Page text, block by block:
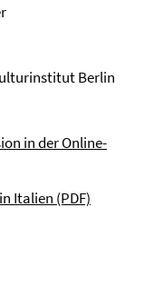
Berlin
in der Online-
Italien (PDF)